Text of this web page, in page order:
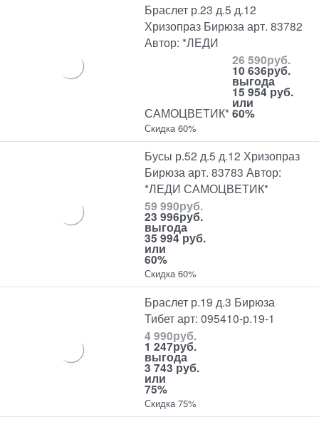
Браслет р.23 д.5 д.12
Хризопраз Бирюза арт. 83782
Автор: *ЛЕДИ
САМОЦВЕТИК*
26 590руб.
10 636руб.
выгода
15 954 руб.
или
60%
Скидка 60%
Бусы р.52 д.5 д.12 Хризопраз
Бирюза арт. 83783 Автор:
*ЛЕДИ САМОЦВЕТИК*
59 990руб.
23 996руб.
выгода
35 994 руб.
или
60%
Скидка 60%
Браслет р.19 д.3 Бирюза
Тибет арт: 095410-р.19-1
4 990руб.
1 247руб.
выгода
3 743 руб.
или
75%
Скидка 75%